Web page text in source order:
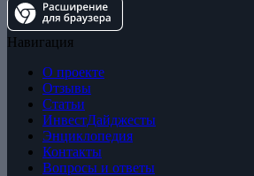
Навигация
О проекте
Отзывы
Статьи
ИнвестДайджесты
Энциклопедия
Контакты
Вопросы и ответы